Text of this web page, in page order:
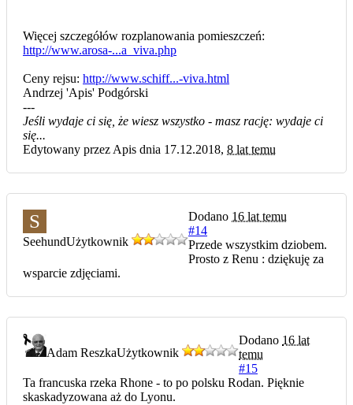
Więcej szczegółów rozplanowania pomieszczeń:
http://www.arosa-...a_viva.php
Ceny rejsu: http://www.schiff...-viva.html
Andrzej 'Apis' Podgórski
---
Jeśli wydaje ci się, że wiesz wszystko - masz rację: wydaje ci
się...
Edytowany przez Apis dnia 17.12.2018, 8 lat temu
S
SeehundUżytkownik
Dodano 16 lat temu
#14
Przede wszystkim dziobem.
Prosto z Renu : dziękuję za
wsparcie zdjęciami.
Adam ReszkaUżytkownik
Dodano 16 lat
temu
#15
Ta francuska rzeka Rhone - to po polsku Rodan. Pięknie
skaskadyzowana aż do Lyonu.